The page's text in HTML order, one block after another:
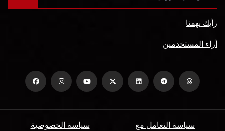
رأيك يهمنا
أراء المستخدمين
سياسة الخصوصية سياسة التعامل مع